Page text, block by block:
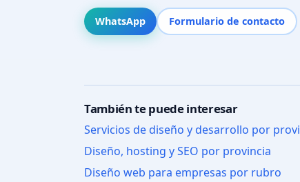
WhatsApp Formulario de contacto
También te puede interesar
Servicios de diseño y desarrollo por
Diseño, hosting y SEO por provincia
Diseño web para empresas por rubro